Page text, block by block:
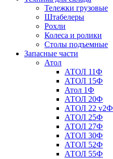
Тележки грузовые
Штабелеры
Рохли
Колеса и ролики
Столы подъемные
Запасные части
Атол
АТОЛ 11Ф
АТОЛ 15Ф
Атол 1Ф
АТОЛ 20Ф
АТОЛ 22 v2Ф
АТОЛ 25Ф
АТОЛ 27Ф
АТОЛ 30Ф
АТОЛ 52Ф
АТОЛ 55Ф